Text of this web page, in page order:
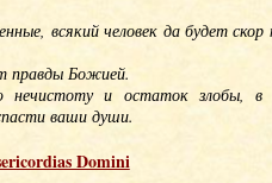
всякий человек да будет
правды Божией.
нечистоту и остаток злобы, в
ваши души.
Domini